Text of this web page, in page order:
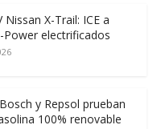
Nissan X-Trail: ICE a
electrificados
y Repsol prueban
100% renovable